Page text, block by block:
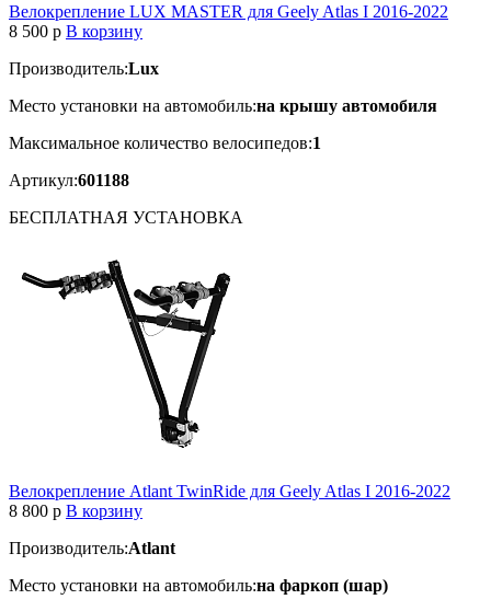
Велокрепление LUX MASTER для Geely Atlas I 2016-2022
8 500 p В корзину
Производитель:Lux
Место установки на автомобиль:на крышу автомобиля
Максимальное количество велосипедов:1
Артикул:601188
БЕСПЛАТНАЯ УСТАНОВКА
Велокрепление Atlant TwinRide для Geely Atlas I 2016-2022
8 800 p В корзину
Производитель:Atlant
Место установки на автомобиль:на фаркоп (шар)